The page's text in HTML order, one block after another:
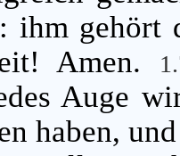
ihm
Amen.
Auge
haben,